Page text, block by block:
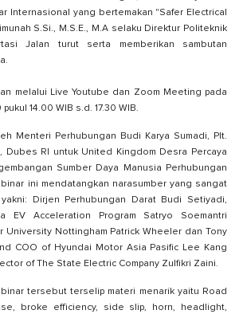
Internasional yang bertemakan "Safer Electrical
S.Si., M.S.E., M.A selaku Direktur Politeknik
Jalan turut serta memberikan sambutan
melalui Live Youtube dan Zoom Meeting pada
14.00 WIB s.d. 17.30 WIB.
Menteri Perhubungan Budi Karya Sumadi, Plt.
Dubes RI untuk United Kingdom Desra Percaya
Sumber Daya Manusia Perhubungan
ini mendatangkan narasumber yang sangat
Dirjen Perhubungan Darat Budi Setiyadi,
EV Acceleration Program Satryo Soemantri
University Nottingham Patrick Wheeler dan Tony
COO of Hyundai Motor Asia Pasific Lee Kang
of The State Electric Company Zulfikri Zaini.
tersebut terselip materi menarik yaitu Road
broke efficiency, side slip, horn, headlight,